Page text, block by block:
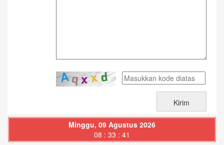
Minggu, 09 Agustus 2026
08 : 33 : 43